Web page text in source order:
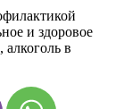
и здоровое
в